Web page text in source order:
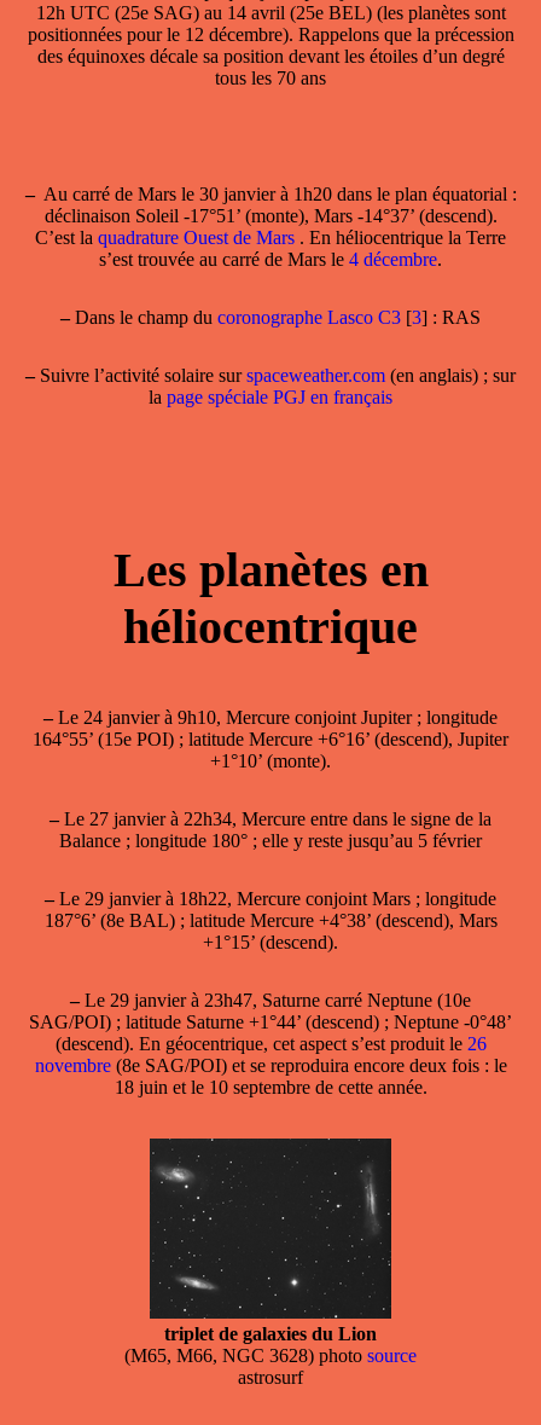
12h UTC (25e SAG) au 14 avril (25e BEL) (les planètes sont
positionnées pour le 12 décembre). Rappelons que la précession
des équinoxes décale sa position devant les étoiles d’un degré
tous les 70 ans
– Au carré de Marsle 30 janvier à 1h20 dans le plan équatorial :
déclinaison Soleil -17°51’ (monte), Mars -14°37’ (descend).
C’est la quadrature Ouest de Mars . En héliocentrique la Terre
s’est trouvée au carré de Mars le 4 décembre.
– Dans le champ du coronographe Lasco C3 [3] : RAS
–Suivre l’activité solaire surspaceweather.com (en anglais) ; sur
la page spéciale PGJ en français
Les planètes en
héliocentrique
–Le 24 janvier à 9h10, Mercure conjoint Jupiter ; longitude
164°55’ (15e POI) ; latitude Mercure +6°16’ (descend), Jupiter
+1°10’ (monte).
–Le 27 janvier à 22h34, Mercure entre dans le signe de la
Balance ; longitude 180° ; elle y reste jusqu’au 5 février
–Le 29 janvier à 18h22, Mercure conjoint Mars ; longitude
187°6’ (8e BAL) ; latitude Mercure +4°38’ (descend), Mars
+1°15’ (descend).
–Le 29 janvier à 23h47, Saturne carré Neptune (10e
SAG/POI) ; latitude Saturne +1°44’ (descend) ; Neptune -0°48’
(descend). En géocentrique, cet aspect s’est produit le 26
novembre(8e SAG/POI) et se reproduira encore deux fois : le
18 juin et le 10 septembre de cette année.
triplet de galaxies du Lion
(M65, M66, NGC 3628) photo source
astrosurf